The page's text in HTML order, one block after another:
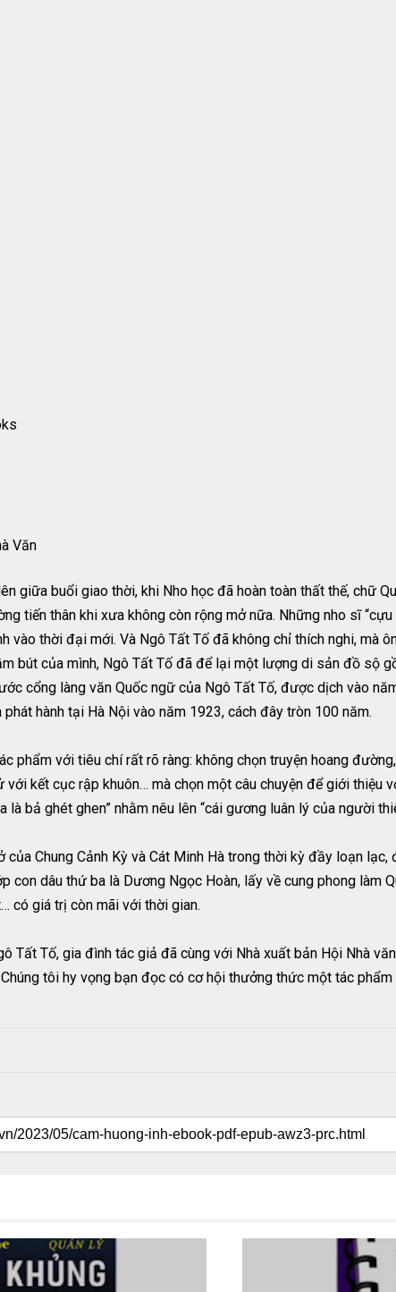
Văn
giữa buổi giao thời, khi Nho học đã hoàn toàn thất thế, chữ
tiến thân khi xưa không còn rộng mở nữa. Những nho sĩ
vào thời đại mới. Và Ngô Tất Tố đã không chỉ thích nghi, mà
bút của mình, Ngô Tất Tố đã để lại một lượng di sản đồ sộ
cổng làng văn Quốc ngữ của Ngô Tất Tố, được dịch vào
hành tại Hà Nội vào năm 1923, cách đây tròn 100 năm.
phẩm với tiêu chí rất rõ ràng: không chọn truyện hoang
với kết cục rập khuôn… mà chọn một câu chuyện để giới thiệu
là bả ghét ghen” nhằm nêu lên “cái gương luân lý của người
Chung Cảnh Kỳ và Cát Minh Hà trong thời kỳ đầy loạn
dâu thứ ba là Dương Ngọc Hoàn, lấy về cung phong làm
có giá trị còn mãi với thời gian.
Tất Tố, gia đình tác giả đã cùng với Nhà xuất bản Hội Nhà
tôi hy vọng bạn đọc có cơ hội thưởng thức một tác